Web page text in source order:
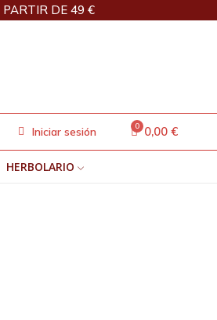
PARTIR DE 49 €
Iniciar sesión 0,00 €
HERBOLARIO